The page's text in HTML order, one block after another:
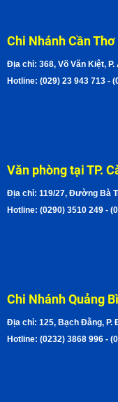
Chi Nhánh Cần Thơ
Địa chỉ: 368, Võ Văn Kiệt, P.
Hotline: (029) 23 943 713 -
Văn phòng tại TP.
Địa chỉ: 119/27, Đường Bà
Hotline: (0290) 3510 249 -
Chi Nhánh Quảng
Địa chỉ: 125, Bạch Đằng, P.
Hotline: (0232) 3868 996 -